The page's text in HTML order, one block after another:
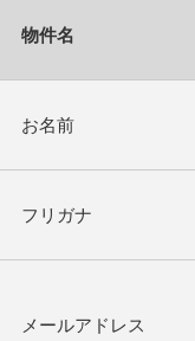
物件名
お名前
フリガナ
メールアドレス